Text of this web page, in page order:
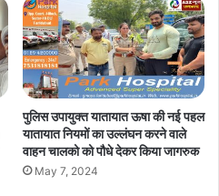
पुलिस उपायुक्त यातायात ऊषा की नई पहल
यातायात नियमों का उल्लंघन करने वाले
वाहन चालको को पौधे देकर किया जागरुक
May 7, 2024